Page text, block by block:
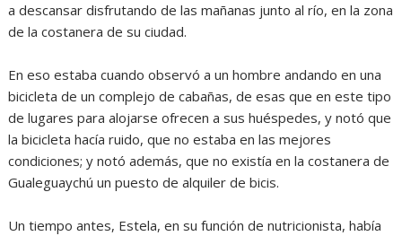
a descansar disfrutando de las mañanas junto al río, en la zona
de la costanera de su ciudad.
En eso estaba cuando observó a un hombre andando en una
bicicleta de un complejo de cabañas, de esas que en este tipo
de lugares para alojarse ofrecen a sus huéspedes, y notó que
la bicicleta hacía ruido, que no estaba en las mejores
condiciones; y notó además, que no existía en la costanera de
Gualeguaychú un puesto de alquiler de bicis.
Un tiempo antes, Estela, en su función de nutricionista, había